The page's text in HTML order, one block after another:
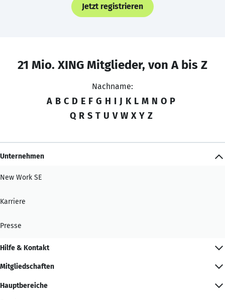
Jetzt registrieren
21 Mio. XING Mitglieder, von A bis Z
Nachname:
A B C D E F G H I J K L M N O P
Q R S T U V W X Y Z
Unternehmen
New Work SE
Karriere
Presse
Hilfe & Kontakt
Mitgliedschaften
Hauptbereiche